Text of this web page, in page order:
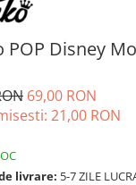
POP Disney
69,00 RON
21,00 RON
livrare: 5-7 ZILE